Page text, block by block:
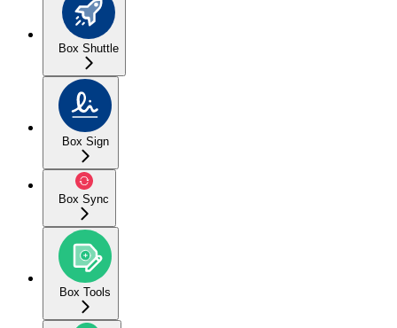
Box Shuttle
Box Sign
Box Sync
Box Tools